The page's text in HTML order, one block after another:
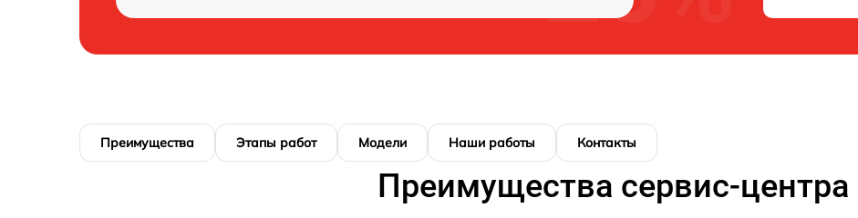
Преимущества Этапы работ Модели Наши работы Контакты
Преимущества сервис-центра